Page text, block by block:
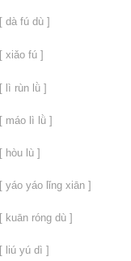
[ dà fú dù ]
[ xiǎo fú ]
[ lì rùn lǜ ]
[ máo lì lǜ ]
[ hòu lù ]
[ yáo yáo lǐng xiān ]
[ kuān róng dù ]
[ liú yú dì ]